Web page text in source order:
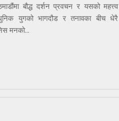
बौद्ध दर्शन प्रवचन र यसको महत्त्व
युगको भागदौड र तनावका बीच धेरै
मनको...